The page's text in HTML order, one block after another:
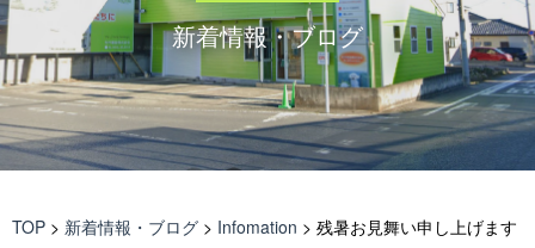
新着情報・ブログ
TOP > 新着情報・ブログ > Infomation > 残暑お見舞い申し上げます